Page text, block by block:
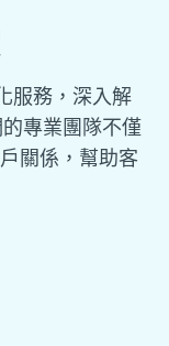
服務，深入解
專業團隊不僅
關係，幫助客